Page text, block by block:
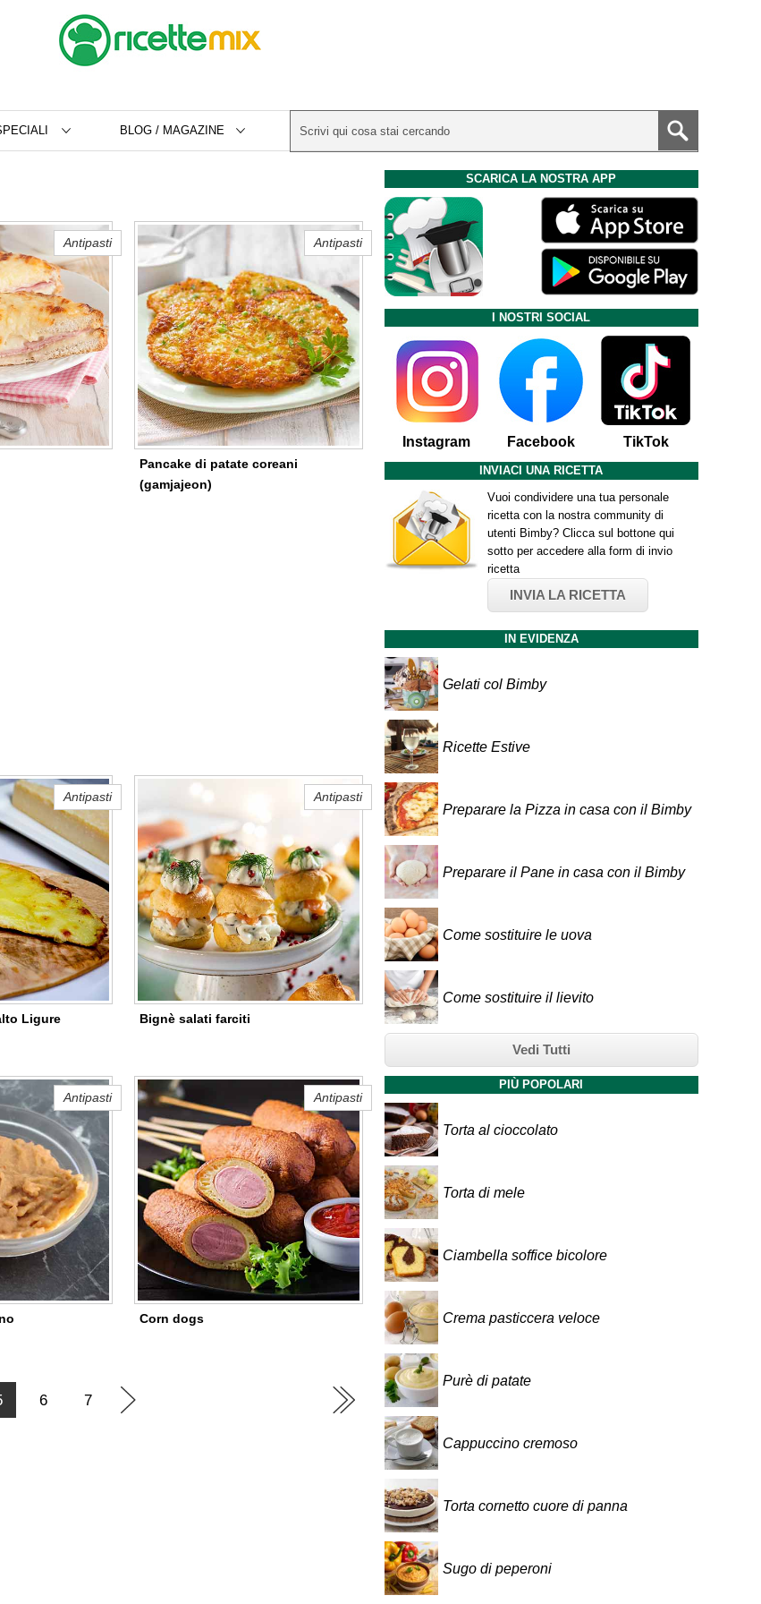
BLOG / MAGAZINE
Antipasti
Pancake di patate coreani
(gamjajeon)
Antipasti
Ligure
Antipasti
Bignè salati farciti
Antipasti
Antipasti
Corn dogs
Antipasti
6 7
SCARICA LA NOSTRA APP
I NOSTRI SOCIAL
Instagram Facebook TikTok
INVIACI UNA RICETTA
Vuoi condividere una tua personale
ricetta con la nostra community di
utenti Bimby? Clicca sul bottone qui
sotto per accedere alla form di invio
ricetta
INVIA LA RICETTA
IN EVIDENZA
Gelati col Bimby
Ricette Estive
Preparare la Pizza in casa con il Bimby
Preparare il Pane in casa con il Bimby
Come sostituire le uova
Come sostituire il lievito
Vedi Tutti
PIÙ POPOLARI
Torta al cioccolato
Torta di mele
Ciambella soffice bicolore
Crema pasticcera veloce
Purè di patate
Cappuccino cremoso
Torta cornetto cuore di panna
Sugo di peperoni